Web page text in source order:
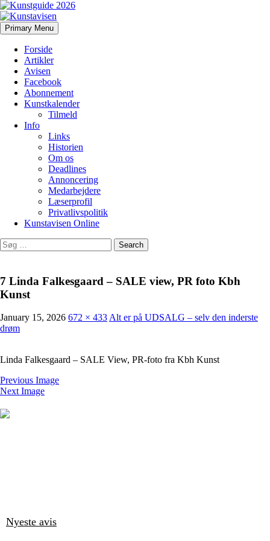
Kunstavisen
Search
Primary Menu Skip
to
Forside
Artikler
Avisen
Facebook
Abonnement
Kunstkalender
Tilmeld
Info
Links
Historien
Om os
Deadlines
Annoncering
Medarbejdere
Læserprofil
Privatlivspolitik
Kunstavisen Online
Search
for:
7 Linda Falkesgaard – SALE view, PR foto Kbh
Kunst
January 15, 2026 672 × 433Alt er på UDSALG – selv den inderste
drøm
Linda Falkesgaard – SALE View, PR-foto fra Kbh Kunst
Previous Image
Next Image
Nyeste avis